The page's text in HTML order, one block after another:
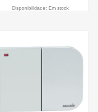
Disponibilidade: Em stock